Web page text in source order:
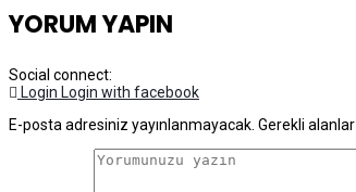
YORUM YAPIN
Social connect:
Login Login with facebook
E-posta adresiniz yayınlanmayacak. Gerekli alanlar